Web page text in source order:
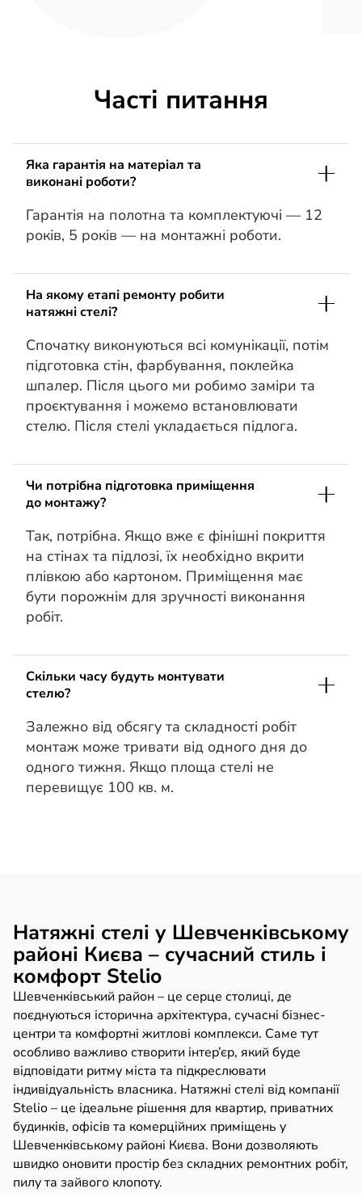
Часті питання
Яка гарантія на матеріал та
виконані роботи?
Гарантія на полотна та комплектуючі — 12
років, 5 років — на монтажні роботи.
На якому етапі ремонту робити
натяжні стелі?
Спочатку виконуються всі комунікації, потім
підготовка стін, фарбування, поклейка
шпалер. Після цього ми робимо заміри та
проєктування і можемо встановлювати
стелю. Після стелі укладається підлога.
Чи потрібна підготовка приміщення
до монтажу?
Так, потрібна. Якщо вже є фінішні покриття
на стінах та підлозі, їх необхідно вкрити
плівкою або картоном. Приміщення має
бути порожнім для зручності виконання
робіт.
Скільки часу будуть монтувати
стелю?
Залежно від обсягу та складності робіт
монтаж може тривати від одного дня до
одного тижня. Якщо площа стелі не
перевищує 100 кв. м.
Натяжні стелі у Шевченківському
районі Києва – сучасний стиль і
комфорт Stelio
Шевченківський район – це серце столиці, де
поєднуються історична архітектура, сучасні бізнес-
центри та комфортні житлові комплекси. Саме тут
особливо важливо створити інтер’єр, який буде
відповідати ритму міста та підкреслювати
індивідуальність власника. Натяжні стелі від компанії
Stelio – це ідеальне рішення для квартир, приватних
будинків, офісів та комерційних приміщень у
Шевченківському районі Києва. Вони дозволяють
швидко оновити простір без складних ремонтних робіт,
пилу та зайвого клопоту.